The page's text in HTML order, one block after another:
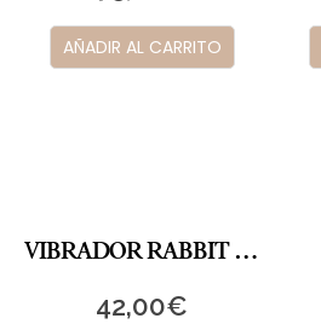
AÑADIR AL CARRITO
VIBRADOR RABBIT TIMELESS MASSAGER (Negro)
42,00€